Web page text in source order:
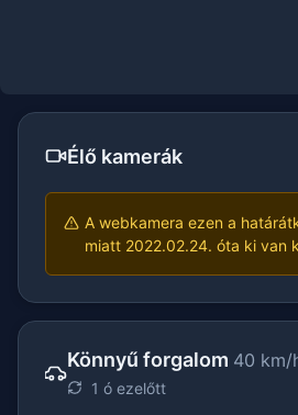
Élő kamerák
A webkamera ezen a
miatt 2022.02.24. óta ki van
Könnyű forgalom 40 km/
1 ó ezelőtt